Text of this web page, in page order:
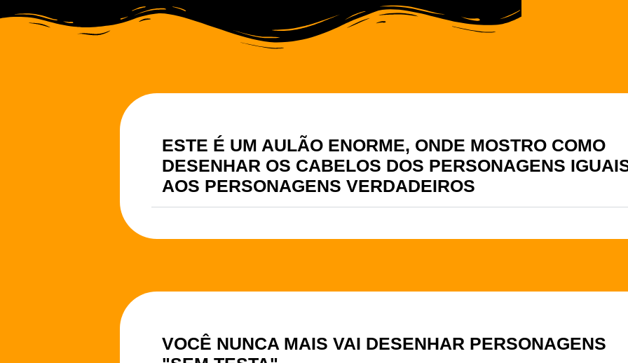
ESTE É UM AULÃO ENORME, ONDE MOSTRO COMO
DESENHAR OS CABELOS DOS PERSONAGENS
AOS PERSONAGENS VERDADEIROS
VOCÊ NUNCA MAIS VAI DESENHAR PERSONAGENS